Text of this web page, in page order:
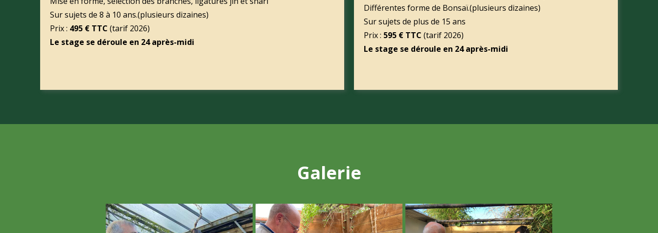
Sur sujets de 8 à 10 ans.(plusieurs dizaines)
Prix : 495 € TTC (tarif 2026)
Le stage se déroule en 24 après-midi
Différentes forme de Bonsaï.(plusieurs dizaines)
Sur sujets de plus de 15 ans
Prix : 595 € TTC (tarif 2026)
Le stage se déroule en 24 après-midi
Galerie